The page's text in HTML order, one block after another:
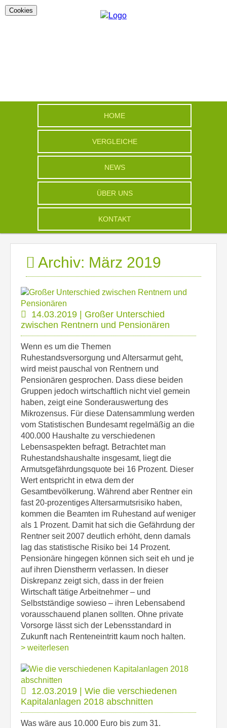
HOME
VERGLEICHE
NEWS
ÜBER UNS
KONTAKT
Archiv: März 2019
14.03.2019 | Großer Unterschied
zwischen Rentnern und Pensionären
Wenn es um die Themen
Ruhestandsversorgung und Altersarmut geht,
wird meist pauschal von Rentnern und
Pensionären gesprochen. Dass diese beiden
Gruppen jedoch wirtschaftlich nicht viel gemein
haben, zeigt eine Sonderauswertung des
Mikrozensus. Für diese Datensammlung werden
vom Statistischen Bundesamt regelmäßig an die
400.000 Haushalte zu verschiedenen
Lebensaspekten befragt. Betrachtet man
Ruhestandshaushalte insgesamt, liegt die
Armutsgefährdungsquote bei 16 Prozent. Dieser
Wert entspricht in etwa dem der
Gesamtbevölkerung. Während aber Rentner ein
fast 20-prozentiges Altersarmutsrisiko haben,
kommen die Beamten im Ruhestand auf weniger
als 1 Prozent. Damit hat sich die Gefährdung der
Rentner seit 2007 deutlich erhöht, denn damals
lag das statistische Risiko bei 14 Prozent.
Pensionäre hingegen können sich seit eh und je
auf ihren Dienstherrn verlassen. In dieser
Diskrepanz zeigt sich, dass in der freien
Wirtschaft tätige Arbeitnehmer – und
Selbstständige sowieso – ihren Lebensabend
vorausschauend planen sollten. Ohne private
Vorsorge lässt sich der Lebensstandard in
Zukunft nach Renteneintritt kaum noch halten.
> weiterlesen
12.03.2019 | Wie die verschiedenen
Kapitalanlagen 2018 abschnitten
Was wäre aus 10.000 Euro bis zum 31.
Cookies